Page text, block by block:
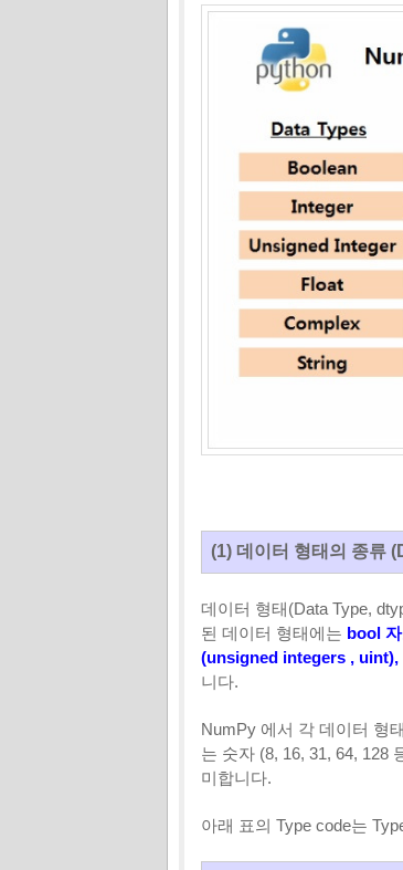
(1) 데이터 형태의 종류
데이터 형태(Data Type,
된 데이터 형태에는 bool
(unsigned integers , uint),
니다.
NumPy 에서 각 데이터 형
는 숫자 (8, 16, 31, 64, 128
미합니다.
아래 표의 Type code는